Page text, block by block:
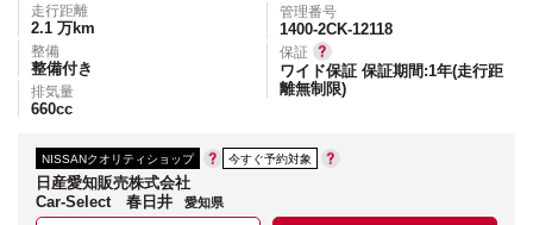
走行距離
2.1 万km
整備
整備付き
排気量
660cc
管理番号
1400-2CK-12118
保証
ワイド保証 保証期間:1年(走行距
離無制限)
NISSANクオリティショップ 今すぐ予約対象
日産愛知販売株式会社
Car-Select 春日井
愛知県